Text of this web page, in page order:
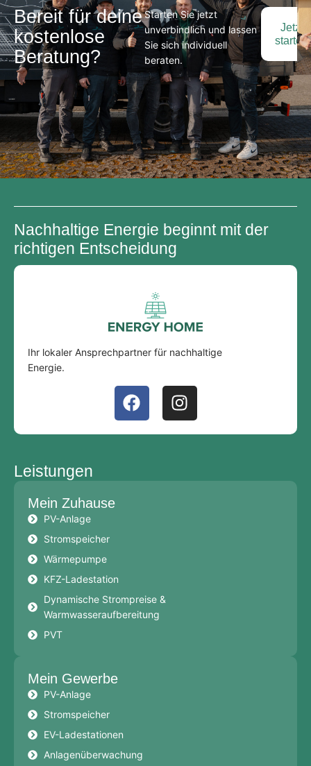
Bereit für deine
kostenlose
Beratung?
Starten Sie jetzt
unverbindlich und lassen
Sie sich individuell
beraten.
Jetzt
starten
Nachhaltige Energie beginnt mit der
richtigen Entscheidung
Ihr lokaler Ansprechpartner für nachhaltige
Energie.
Leistungen
Mein Zuhause
PV-Anlage
Stromspeicher
Wärmepumpe
KFZ-Ladestation
Dynamische Strompreise &
Warmwasseraufbereitung
PVT
Mein Gewerbe
PV-Anlage
Stromspeicher
EV-Ladestationen
Anlagenüberwachung